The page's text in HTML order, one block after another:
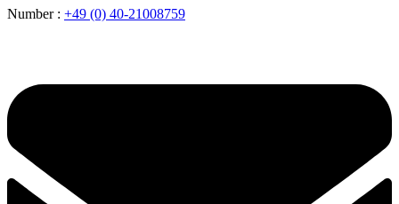
Number : +49 (0) 40-21008759